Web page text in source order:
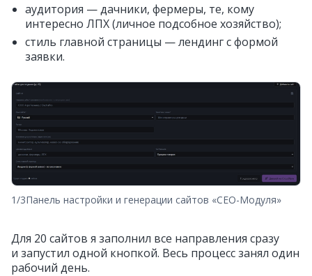
аудитория — дачники, фермеры, те, кому
интересно ЛПХ (личное подсобное хозяйство);
стиль главной страницы — лендинг с формой
заявки.
1/3Панель настройки и генерации сайтов «CЕО-Модуля»
Для 20 сайтов я заполнил все направления сразу
и запустил одной кнопкой. Весь процесс занял один
рабочий день.